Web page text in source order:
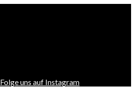
Folge uns auf Instagram